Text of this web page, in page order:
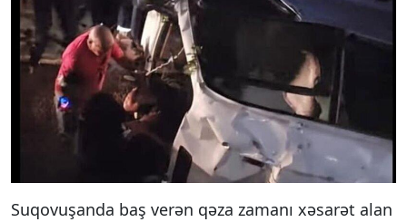
Suqovuşanda baş verən qəza zamanı xəsarət alan